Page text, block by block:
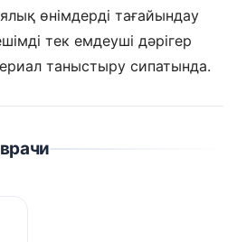
өнімдерді тағайындау
тек емдеуші дәрігер
таныстыру сипатында.